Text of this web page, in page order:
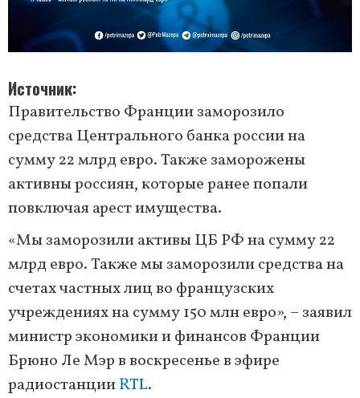
Источник
Правительство Франции заморозило
средства Центрального банка россии на
сумму 22 млрд евро. Также заморожены
активны россиян, которые ранее попали
повключая арест имущества.
«Мы заморозили активы ЦБ РФ на сумму 22
млрд евро. Также мы заморозили средства на
счетах частных лиц во французских
учреждениях на сумму 150 млн евро», – заявил
министр экономики и финансов Франции
Брюно Ле Мэр в воскресенье в эфире
радиостанцииRTL.